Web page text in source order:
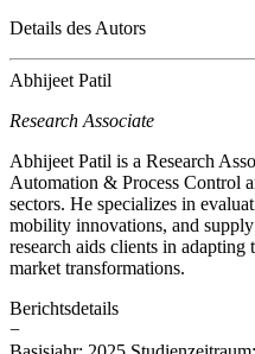
Details des Autors
Abhijeet Patil
Research Associate
Abhijeet Patil is a Research
Automation & Process Control
sectors. He specializes in
mobility innovations, and
research aids clients in
market transformations.
Berichtsdetails
−